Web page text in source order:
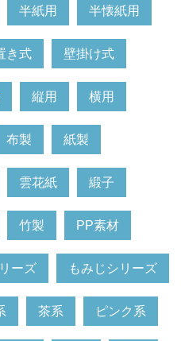
半紙用 半懐紙用
き式 壁掛け式
縦用 横用
布製 紙製
雲花紙 緞子
竹製 PP素材
ーズ もみじシリーズ
茶系 ピンク系